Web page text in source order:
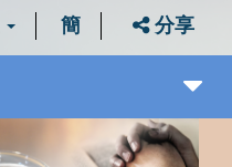
簡 分享